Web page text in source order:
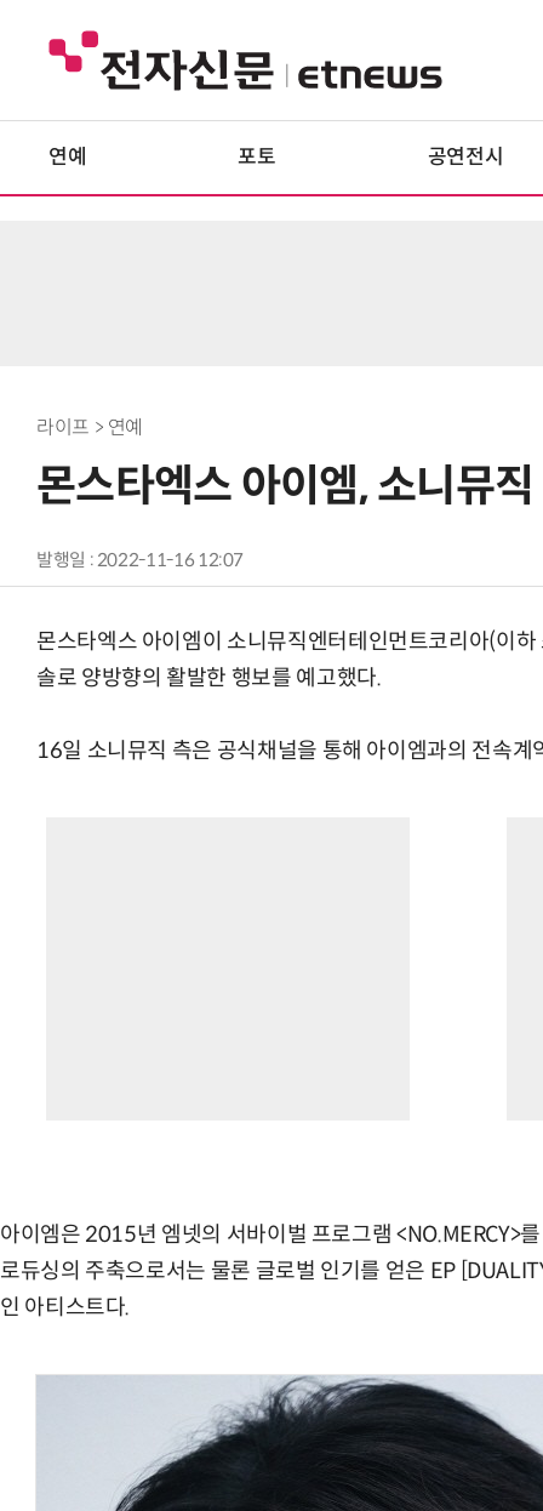
연예 포토 공연전시
라이프 > 연예
몬스타엑스 아이엠, 소니뮤
발행일 : 2022-11-16 12:07
몬스타엑스 아이엠이 소니뮤직엔터테인먼트코리아(이
솔로 양방향의 활발한 행보를 예고했다.
16일 소니뮤직 측은 공식채널을 통해 아이엠과의 전속계
아이엠은 2015년 엠넷의 서바이벌 프로그램 <NO.MERCY>
로듀싱의 주축으로서는 물론 글로벌 인기를 얻은 EP
인 아티스트다.